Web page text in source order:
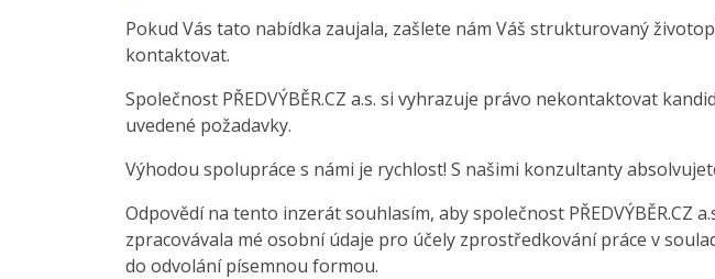
Pokud Vás tato nabídka zaujala, zašlete nám Váš strukturovaný
kontaktovat.
Společnost PŘEDVÝBĚR.CZ a.s. si vyhrazuje právo nekontaktovat
uvedené požadavky.
Výhodou spolupráce s námi je rychlost! S našimi konzultanty
Odpovědí na tento inzerát souhlasím, aby společnost PŘEDVÝBĚR.CZ
zpracovávala mé osobní údaje pro účely zprostředkování práce v
do odvolání písemnou formou.